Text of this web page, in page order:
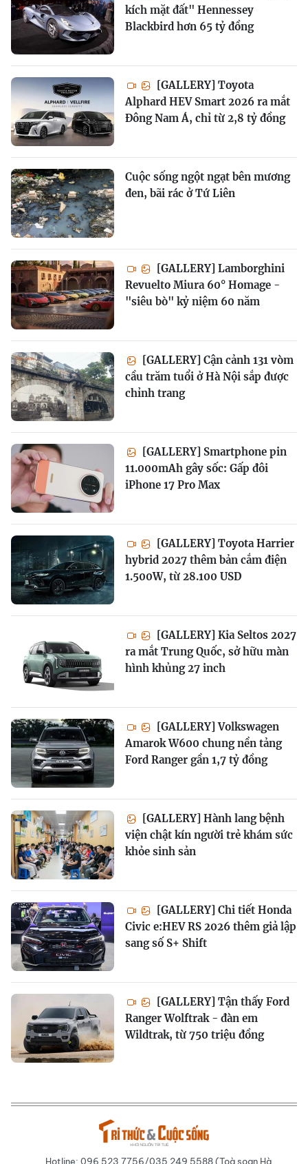
kích mặt đất" Hennessey
Blackbird hơn 65 tỷ đồng
[GALLERY] Toyota
Alphard HEV Smart 2026 ra mắt
Đông Nam Á, chỉ từ 2,8 tỷ đồng
Cuộc sống ngột ngạt bên mương
đen, bãi rác ở Tứ Liên
[GALLERY] Lamborghini
Revuelto Miura 60° Homage -
"siêu bò" kỷ niệm 60 năm
[GALLERY] Cận cảnh 131 vòm
cầu trăm tuổi ở Hà Nội sắp được
chỉnh trang
[GALLERY] Smartphone pin
11.000mAh gây sốc: Gấp đôi
iPhone 17 Pro Max
[GALLERY] Toyota Harrier
hybrid 2027 thêm bản cắm điện
1.500W, từ 28.100 USD
[GALLERY] Kia Seltos 2027
ra mắt Trung Quốc, sở hữu màn
hình khủng 27 inch
[GALLERY] Volkswagen
Amarok W600 chung nền tảng
Ford Ranger gần 1,7 tỷ đồng
[GALLERY] Hành lang bệnh
viện chật kín người trẻ khám sức
khỏe sinh sản
[GALLERY] Chi tiết Honda
Civic e:HEV RS 2026 thêm giả lập
sang số S+ Shift
[GALLERY] Tận thấy Ford
Ranger Wolftrak - đàn em
Wildtrak, từ 750 triệu đồng
Hotline: 096 523 7756/035 249 5588 (Toà soạn Hà